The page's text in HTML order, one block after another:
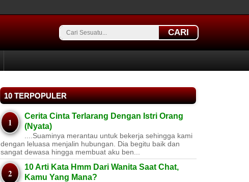
CARI
10 TERPOPULER
Cerita Cinta Terlarang Dengan Istri Orang
(Nyata)
....Suaminya merantau untuk bekerja sehingga kami
dengan leluasa menjalin hubungan. Dia begitu baik dan
sangat dewasa hingga membuat aku ben...
10 Arti Kata Hmm Dari Wanita Saat Chat,
Kamu Yang Mana?